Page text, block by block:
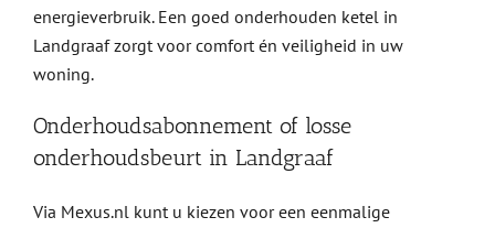
energieverbruik. Een goed onderhouden ketel in
Landgraaf zorgt voor comfort én veiligheid in uw
woning.
Onderhoudsabonnement of losse
onderhoudsbeurt in Landgraaf
Via Mexus.nl kunt u kiezen voor een eenmalige